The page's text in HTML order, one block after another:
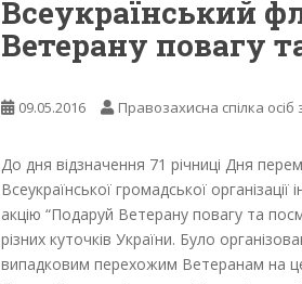
Всеукраїнський
Ветерану повагу
09.05.2016 Правозахисна спілка осіб
До дня відзначення 71 річниці Дня
Всеукраїнської громадської організації
акцію “Подаруй Ветерану повагу та
різних куточків України. Було
випадковим перехожим Ветеранам на